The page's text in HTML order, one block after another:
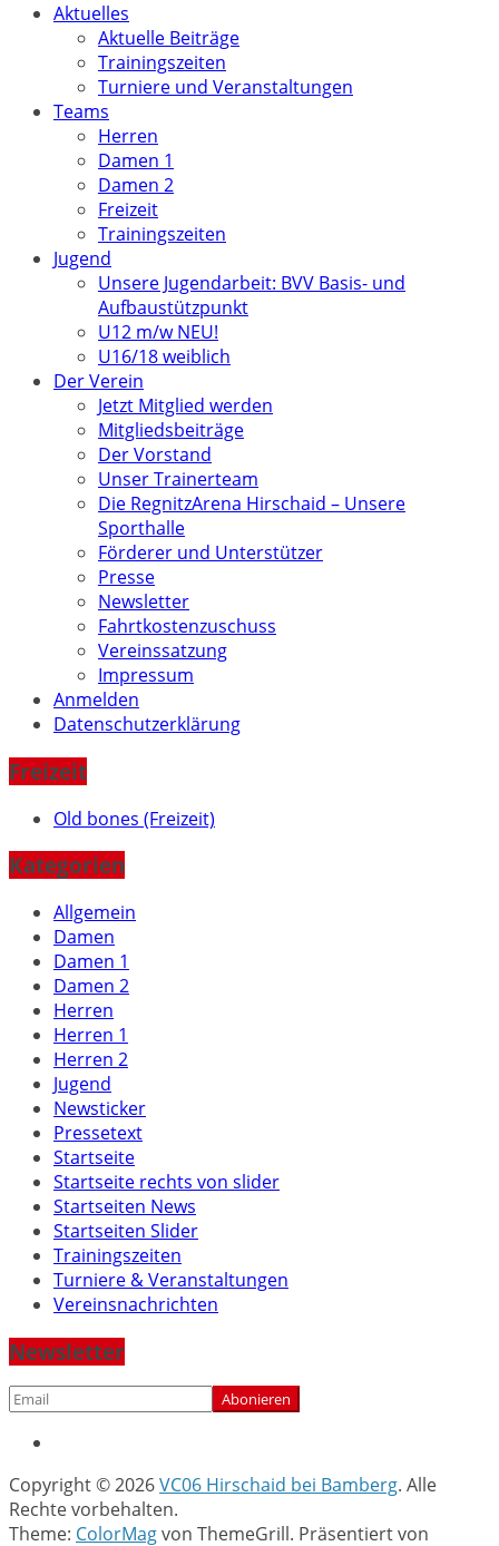
Aktuelles
Aktuelle Beiträge
Trainingszeiten
Turniere und Veranstaltungen
Teams
Herren
Damen 1
Damen 2
Freizeit
Trainingszeiten
Jugend
Unsere Jugendarbeit: BVV Basis- und
Aufbaustützpunkt
U12 m/w NEU!
U16/18 weiblich
Der Verein
Jetzt Mitglied werden
Mitgliedsbeiträge
Der Vorstand
Unser Trainerteam
Die RegnitzArena Hirschaid – Unsere
Sporthalle
Förderer und Unterstützer
Presse
Newsletter
Fahrtkostenzuschuss
Vereinssatzung
Impressum
Anmelden
Datenschutzerklärung
Freizeit
Old bones (Freizeit)
Kategorien
Allgemein
Damen
Damen 1
Damen 2
Herren
Herren 1
Herren 2
Jugend
Newsticker
Pressetext
Startseite
Startseite rechts von slider
Startseiten News
Startseiten Slider
Trainingszeiten
Turniere & Veranstaltungen
Vereinsnachrichten
Newsletter
Copyright © 2026VC06 Hirschaid bei Bamberg. Alle
Rechte vorbehalten.
Theme: ColorMagvon ThemeGrill. Präsentiert von